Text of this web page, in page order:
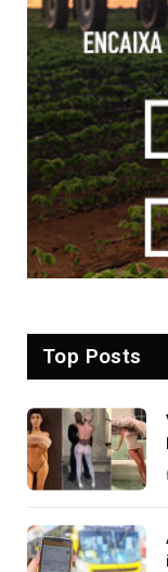
Top Posts